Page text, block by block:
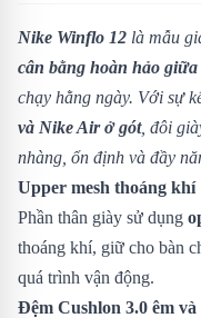
Nike Winflo 12 là mẫu
cân bằng hoàn hảo
chạy hằng ngày. Với sự
và Nike Air ở gót, đôi
nhàng, ổn định và đầy
Upper mesh thoáng khí
Phần thân giày sử dụng
thoáng khí, giữ cho bàn
quá trình vận động.
Đệm Cushlon 3.0 êm